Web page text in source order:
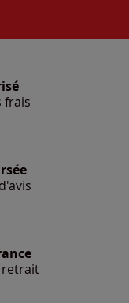
frais
retrait